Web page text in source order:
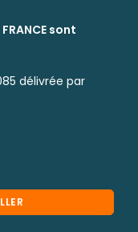
FRANCE sont
délivrée par